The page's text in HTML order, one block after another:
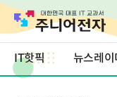
IT핫픽 뉴스레이